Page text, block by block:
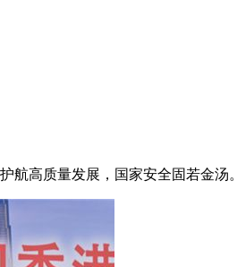
航高质量发展，国家安全固若金汤。